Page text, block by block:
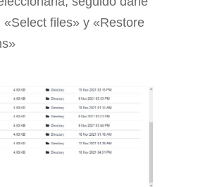
«Select files» y «Restore